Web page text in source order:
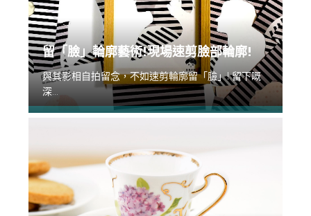
留「臉」輪廓藝術!現場速剪臉部輪廓!
與其影相自拍留念，不如速剪輪廓留「臉」! 留下嘅
深...